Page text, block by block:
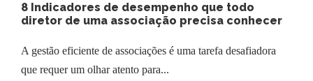
8 Indicadores de desempenho que todo
diretor de uma associação precisa conhecer
A gestão eficiente de associações é uma tarefa desafiadora
que requer um olhar atento para...